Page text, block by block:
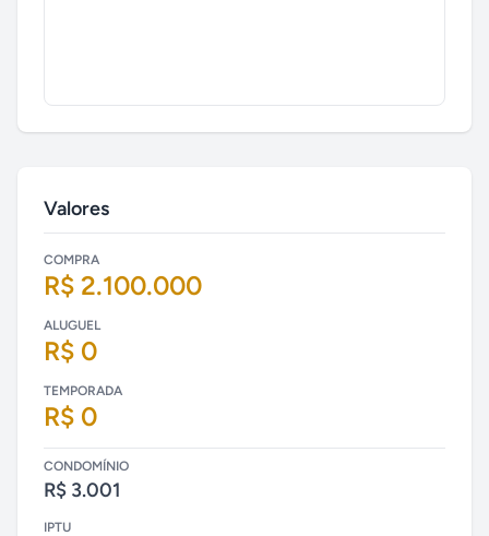
Valores
COMPRA
R$ 2.100.000
ALUGUEL
R$ 0
TEMPORADA
R$ 0
CONDOMÍNIO
R$ 3.001
IPTU